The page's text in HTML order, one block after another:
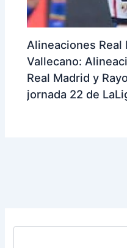
Alineaciones Real
Vallecano:
Real Madrid y
jornada 22 de
Buscar